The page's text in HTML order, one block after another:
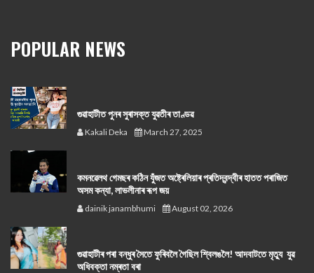
POPULAR NEWS
গুৱাহাটীত পুনৰ সুৰাসক্ত যুৱতীৰ তাণ্ডৱ
Kakali Deka March 27, 2025
কমনৱেলথ গেমছৰ কঠিন যুঁজত অষ্ট্ৰেলিয়াৰ প্ৰতিদ্বন্দ্বীৰ হাতত পৰাজিত
অসম কন্যা, লাভলীনাৰ ৰূপ জয়
dainik janambhumi August 02, 2026
গুৱাহাটীৰ পৰা বন্ধুৰ সৈতে ফুৰিবলৈ গৈছিল শ্বিলঙলৈ! আদবাটতে মৃত্যু যুৱ
অধিবক্তা নম্ৰতা বৰা